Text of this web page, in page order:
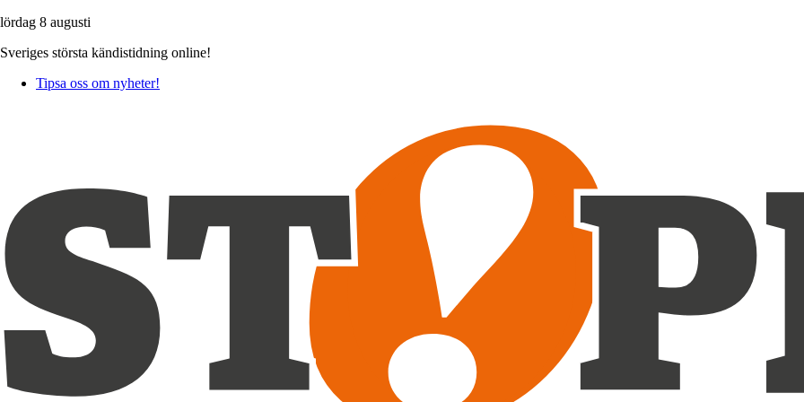
lördag 8 augusti
Sveriges största kändistidning online!
Tipsa oss om nyheter!